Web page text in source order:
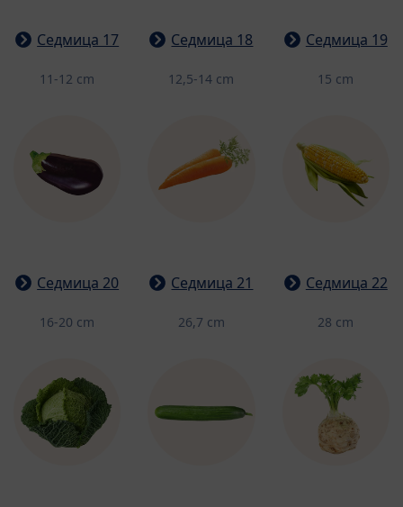
Седмица 17
11-12 cm
Седмица 18
12,5-14 cm
Седмица 19
15 cm
Седмица 20
16-20 cm
Седмица 21
26,7 cm
Седмица 22
28 cm